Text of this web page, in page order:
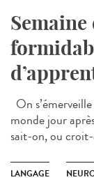
Semaine
On
monde jour
sait-on, ou croit-
LANGAGE